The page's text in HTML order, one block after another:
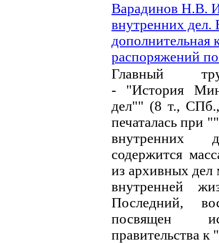
Варадинов Н.В.
внутренних дел.
дополнительная
распоряжений
Главный
- "История
дел"" (8 т.,
печаталась при
внутренних
содержится
из архивных дел
внутренней
Последний,
посвящен
правительства к